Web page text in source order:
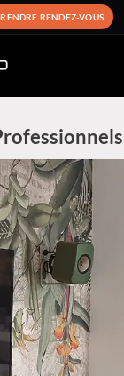
RENDEZ-VOUS